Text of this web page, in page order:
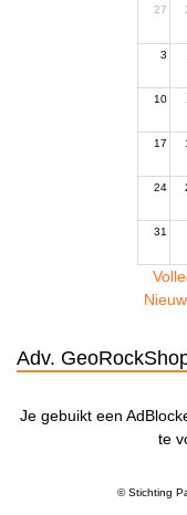
27
3
10
17
24
31
Adv.
Je gebuikt een
te
© Stichting